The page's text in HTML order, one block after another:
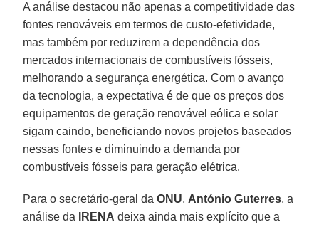
A análise destacou não apenas a competitividade das
fontes renováveis em termos de custo-efetividade,
mas também por reduzirem a dependência dos
mercados internacionais de combustíveis fósseis,
melhorando a segurança energética. Com o avanço
da tecnologia, a expectativa é de que os preços dos
equipamentos de geração renovável eólica e solar
sigam caindo, beneficiando novos projetos baseados
nessas fontes e diminuindo a demanda por
combustíveis fósseis para geração elétrica.
Para o secretário-geral daONU, António Guterres, a
análise da
IRENA deixa ainda mais explícito que a